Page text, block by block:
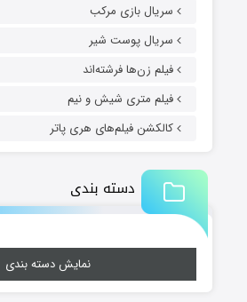
سریال بازی مرکب
سریال پوست شیر
فیلم زن‌ها فرشته‌اند
فیلم متری شیش و نیم
کالکشن فیلم‌های هری پاتر
دسته بندی
نمایش دسته بندی